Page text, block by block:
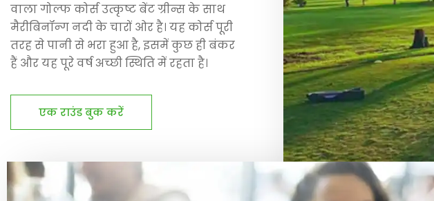
वाला गोल्फ कोर्स उत्कृष्ट बेंट ग्रीन्स के साथ
मैरीबिनॉन्ग नदी के चारों ओर है। यह कोर्स पूरी
तरह से पानी से भरा हुआ है, इसमें कुछ ही बंकर
हैं और यह पूरे वर्ष अच्छी स्थिति में रहता है।
एक राउंड बुक करें